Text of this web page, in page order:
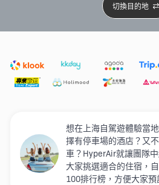
切換目的地
想在上海自駕遊體驗當
擇有停車場的酒店？又
車？HyperAir就讓團隊
大家挑選適合的住宿，
100排行榜，方便大家預